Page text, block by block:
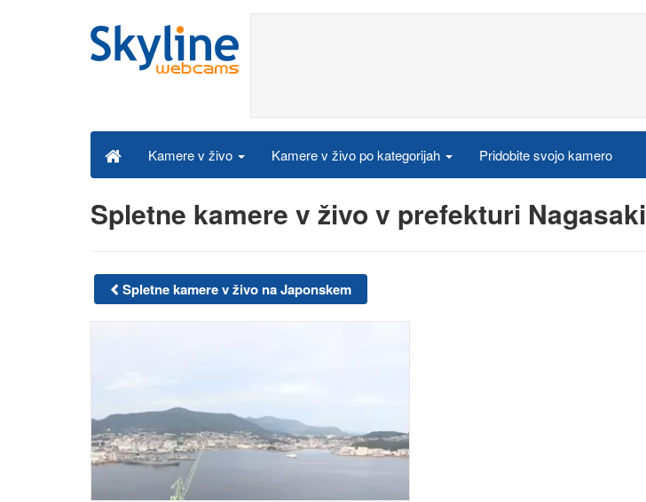
Kamere v živo Kamere v živo po kategorijah Pridobite svojo kamero
Spletne kamere v živo v prefekturi Nagasaki
Spletne kamere v živo na Japonskem